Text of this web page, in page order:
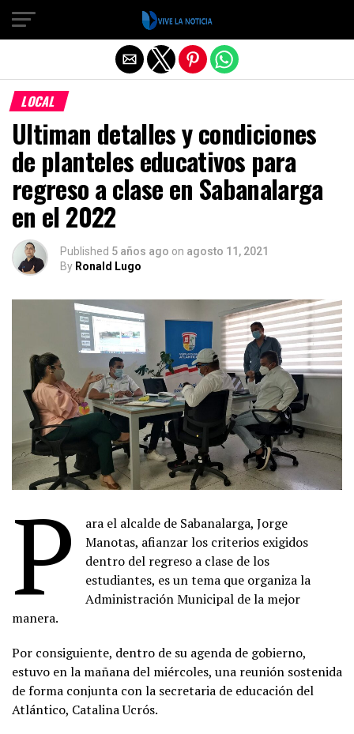
LOCAL
Ultiman detalles y condiciones
de planteles educativos para
regreso a clase en Sabanalarga
en el 2022
Published 5 años ago on agosto 11, 2021
By Ronald Lugo
P
ara el alcalde de Sabanalarga, Jorge
Manotas, afianzar los criterios exigidos
dentro del regreso a clase de los
estudiantes, es un tema que organiza la
Administración Municipal de la mejor
manera.
Por consiguiente, dentro de su agenda de gobierno,
estuvo en la mañana del miércoles, una reunión sostenida
de forma conjunta con la secretaria de educación del
Atlántico, Catalina Ucrós.
Salir de la versión móvil